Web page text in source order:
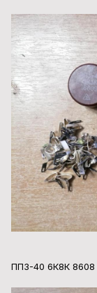
ПП3-40 6К8К 8608